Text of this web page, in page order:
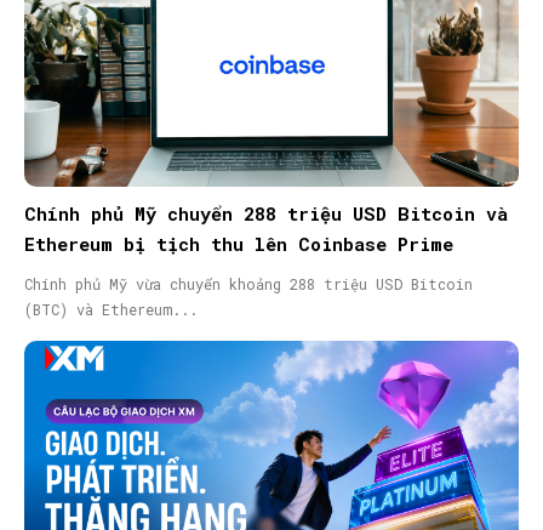
Chính phủ Mỹ chuyển 288 triệu USD Bitcoin và
Ethereum bị tịch thu lên Coinbase Prime
Chính phủ Mỹ vừa chuyển khoảng 288 triệu USD Bitcoin
(BTC) và Ethereum...